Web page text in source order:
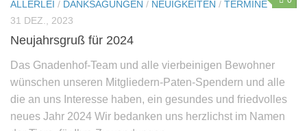
ALLERLEI / DANKSAGUNGEN / NEUIGKEITEN / TERMINE
31 DEZ., 2023
Neujahrsgruß für 2024
Das Gnadenhof-Team und alle vierbeinigen Bewohner
wünschen unseren Mitgliedern-Paten-Spendern und alle
die an uns Interesse haben, ein gesundes und friedvolles
neues Jahr 2024 Wir bedanken uns herzlichst im Namen